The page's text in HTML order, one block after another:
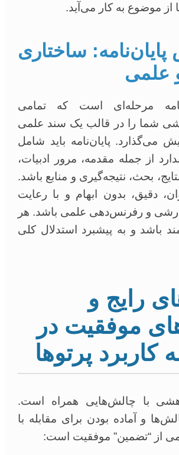
موضوع به کار می‌آید.
پایان‌نامه: ساختاری
علمی
مرحله‌ای است که تمامی
شما را در قالب یک سند علمی
می‌گذارد. پایان‌نامه باید شامل
از جمله مقدمه، مرور ادبیات،
بحث، نتیجه‌گیری و منابع باشد.
دقیق، بدون ابهام و با رعایت
و رفرنس‌دهی علمی باشد. هر
باشد و به پیشبرد استدلال کلی
رایج و
موفقیت در
کاربرد پرتوها
با چالش‌هایی همراه است.
و آماده بودن برای مقابله با
از “تضمین” موفقیت است: